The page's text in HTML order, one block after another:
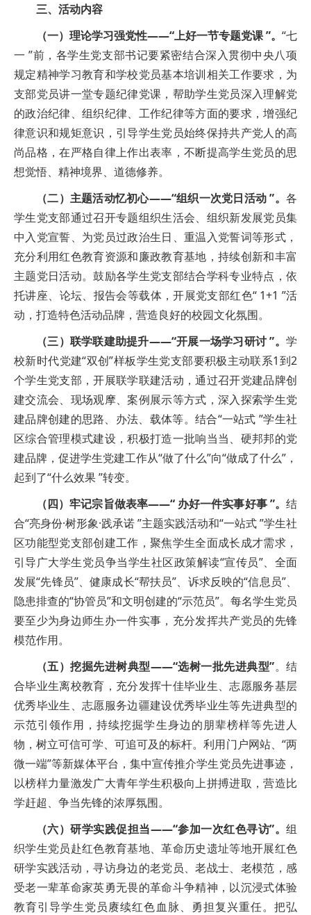
三、活动内容
（一）理论学习强党性——“上好一节专题党课 ”。 “七
一 ”前，各学生党支部书记要紧密结合深入贯彻中央八项
规定精神学习教育和学校党员基本培训相关工作要求，为
支部党员讲一堂专题纪律党课，帮助学生党员深入理解党
的政治纪律、组织纪律、工作纪律等方面的要求，增强纪
律意识和规矩意识，引导学生党员始终保持共产党人的高
尚品格，在严格自律上作出表率，不断提高学生党员的思
想觉悟、精神境界、道德修养。
（二）主题活动忆初心——“组织一次党日活动 ”。 各
学生党支部通过召开专题组织生活会、组织新发展党员集
中入党宣誓、为党员过政治生日、重温入党誓词等形式，
充分利用红色教育资源和廉政教育基地，持续创新和丰富
主题党日活动。鼓励各学生党支部结合学科专业特点，依
托讲座、论坛、报告会等载体，开展党支部红色“ 1+1 ”活
动，打造特色活动品牌，营造良好的校园文化氛围。
（三）联学联建助提升——“开展一场学习研讨 ”。 学
校新时代党建“双创”样板学生党支部要积极主动联系1到2
个学生党支部，开展联学联建活动，通过召开党建品牌创
建交流会、现场观摩、案例展示等方式，深入探索学生党
建品牌创建的思路、办法、载体等。结合“一站式 ”学生社
区综合管理模式建设，积极打造一批响当当、硬邦邦的党
建品牌，促进学生党建工作从“做了什么”向“做成了什么”，
起到了“什么效果 ”转变。
（四）牢记宗旨做表率——“ 办好一件实事好事 ”。 结
合“亮身份·树形象·践承诺 ”主题实践活动和“一站式 ”学生社
区功能型党支部创建工作，聚焦学生全面成长成才需求，
引导广大学生党员争当学生社区政策解读“宣传员”、全面
发展“先锋员”、健康成长“帮扶员”、诉求反映的“信息员”、
隐患排查的“协管员”和文明创建的“示范员”。每名学生党员
要至少为身边师生办一件实事，充分发挥共产党员的先锋
模范作用。
（五）挖掘先进树典型——“选树一批先进典型”。结
合毕业生离校教育，充分发挥十佳毕业生、志愿服务基层
优秀毕业生、志愿服务边疆建设优秀毕业生等先进典型的
示范引领作用，持续挖掘学生身边的朋辈榜样等先进人
物，树立可信可学、可追可及的标杆。利用门户网站、“两
微一端”等新媒体平台，集中宣传推介学生党员先进事迹，
以榜样力量激发广大青年学生积极向上拼搏进取，营造比
学赶超、争当先锋的浓厚氛围。
（六）研学实践促担当——“参加一次红色寻访”。 组
织学生党员赴红色教育基地、革命历史遗址等地开展红色
研学实践活动，寻访身边的老党员、老战士、老模范，感
受老一辈革命家英勇无畏的革命斗争精神，以沉浸式体验
教育引导学生党员赓续红色血脉、勇担复兴重任。把弘